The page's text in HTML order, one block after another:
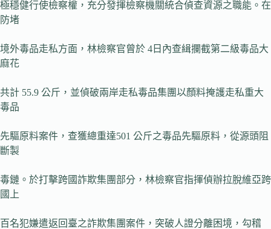
極穩健行使檢察權，充分發揮檢察機關統合偵查資源之職能。在
防堵
境外毒品走私方面，林檢察官曾於 4日內查緝攔截第二級毒品大
麻花
共計 55.9 公斤，並偵破兩岸走私毒品集團以顏料掩護走私重大
毒品
先驅原料案件，查獲總重達501 公斤之毒品先驅原料，從源頭阻
斷製
毒鏈。於打擊跨國詐欺集團部分，林檢察官指揮偵辦拉脫維亞跨
國上
百名犯嫌遣返回臺之詐欺集團案件，突破人證分離困境，勾稽